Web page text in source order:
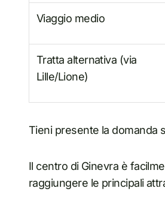
Viaggio medio
Tratta alternativa (via
Lille/Lione)
Tieni presente la domanda
Il centro di Ginevra è
raggiungere le principali